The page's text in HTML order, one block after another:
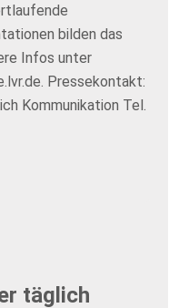
bilden das
Infos unter
Pressekontakt:
Kommunikation Tel.
täglich